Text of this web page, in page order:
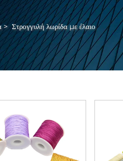
>Στρογγυλή λωρίδα με έλαιο